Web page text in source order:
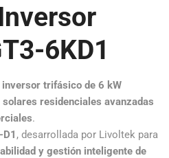
6KD1
inversor trifásico de 6 kW
residenciales avanzadas
.
, desarrollada por Livoltek para
y gestión inteligente de